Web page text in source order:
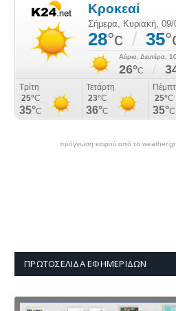
πρόγνωση καιρού από το weather.gr
ΠΡΩΤΟΣΈΛΙΔΑ ΕΦΗΜΕΡΊΔΩΝ